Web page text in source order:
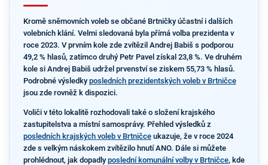
Kromě sněmovních voleb se občané Brtničky účastní i dalších
volebních klání. Velmi sledovaná byla přímá volba prezidenta v
roce 2023. V prvním kole zde zvítězil Andrej Babiš s podporou
49,2 % hlasů, zatímco druhý Petr Pavel získal 23,8 %. Ve druhém
kole si Andrej Babiš udržel prvenství se ziskem 55,73 % hlasů.
Podrobné výsledky posledních prezidentských voleb v Brtničce
jsou zde rovněž k dispozici.
Voliči v této lokalitě rozhodovali také o složení krajského
zastupitelstva a místní samosprávy. Přehled výsledků z
posledních krajských voleb v Brtničceukazuje, že v roce 2024
zde s velkým náskokem zvítězilo hnutí ANO. Dále si můžete
prohlédnout, jak dopadly poslední komunální volby v Brtničce, kde